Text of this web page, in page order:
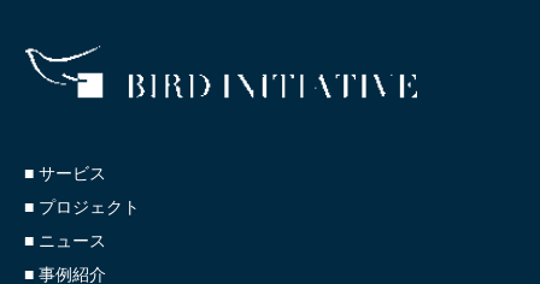
■ サービス
■ プロジェクト
■ ニュース
■ 事例紹介